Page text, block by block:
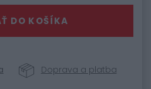
DO KOŠÍKA
Doprava a platba